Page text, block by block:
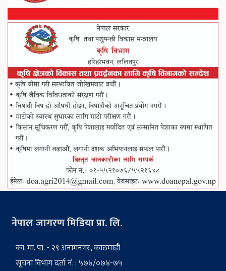
नेपाल जागरण मिडिया प्रा. लि.
का. मा. पा. - २९ अनामनगर, काठमाडौं
सूचना विभाग दर्ता नं. : ५७४/०७४-७५